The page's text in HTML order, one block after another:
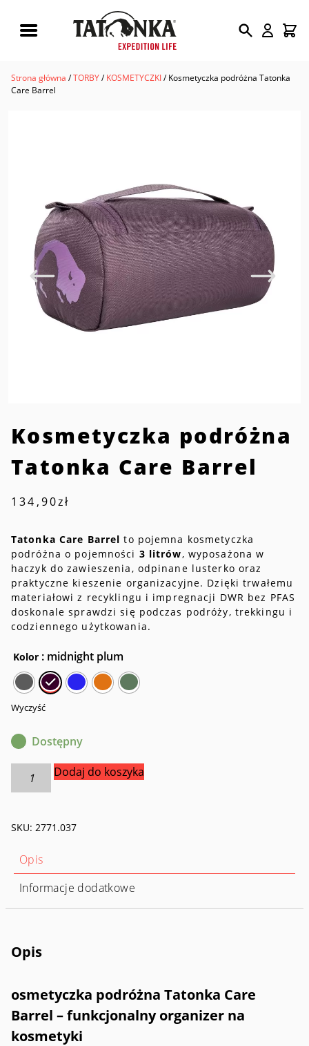
produktów
Strona główna /TORBY/KOSMETYCZKI/ Kosmetyczka podróżna Tatonka
Care Barrel
Kosmetyczka podróżna
Tatonka Care Barrel
134,90zł
Tatonka Care Barrel to pojemna kosmetyczka
podróżna o pojemności 3 litrów, wyposażona w
haczyk do zawieszenia, odpinane lusterko oraz
praktyczne kieszenie organizacyjne. Dzięki trwałemu
materiałowi z recyklingu i impregnacji DWR bez PFAS
doskonale sprawdzi się podczas podróży, trekkingu i
codziennego użytkowania.
Kolor : midnight plum
Wyczyść
Dostępny
Kosmetyczka
Care
Dodaj do koszyka
SKU: 2771.037
Opis
Informacje dodatkowe
Opis
osmetyczka podróżna Tatonka Care
Barrel – funkcjonalny organizer na
kosmetyki